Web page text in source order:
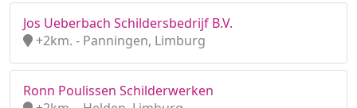
Jos Ueberbach Schildersbedrijf B.V.
+2km. - Panningen, Limburg
Ronn Poulissen Schilderwerken